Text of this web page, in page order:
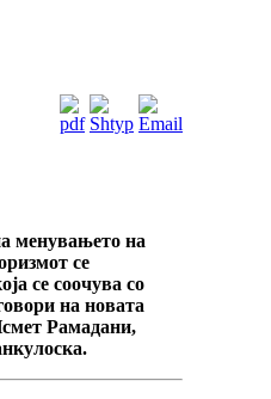
менувањето на
се
се соочува со
на новата
Рамадани,